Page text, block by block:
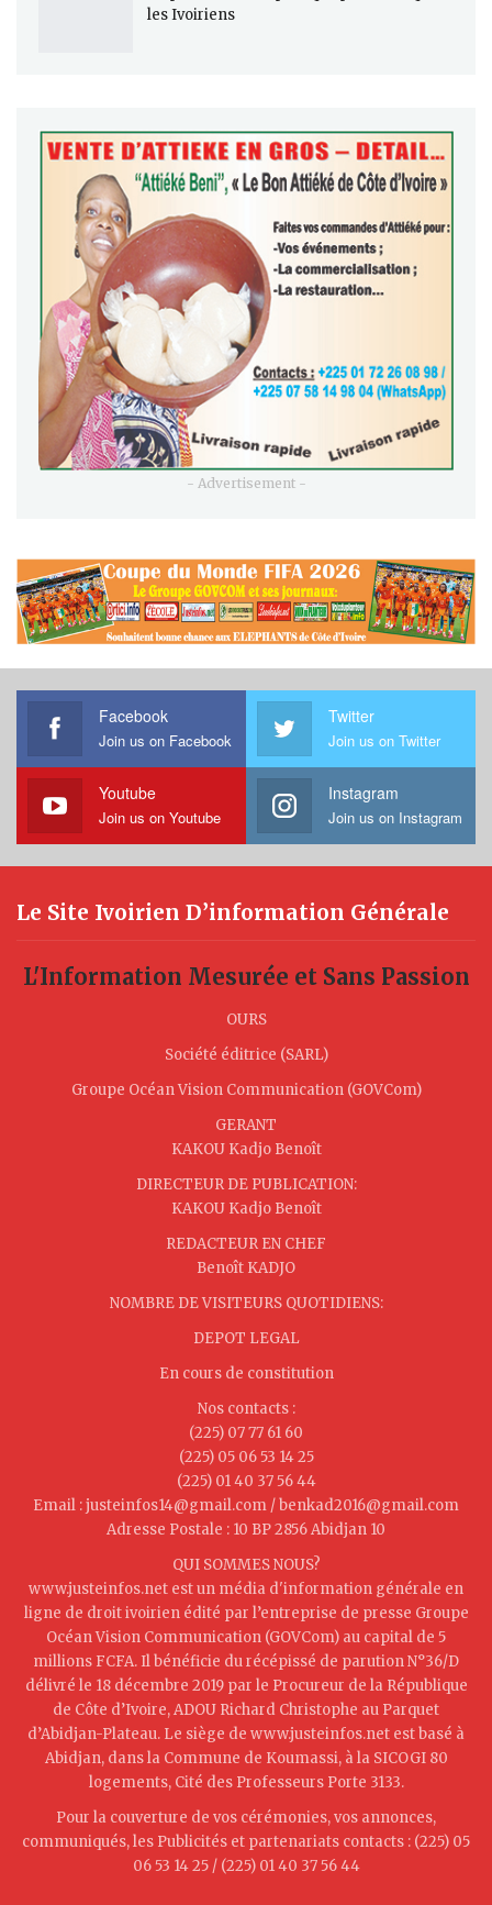
les Ivoiriens
- Advertisement -
Facebook
Join us on Facebook
Twitter
Join us on Twitter
Youtube
Join us on Youtube
Instagram
Join us on Instagram
Le Site Ivoirien D’information Générale
L'Information Mesurée et Sans Passion
OURS
Société éditrice (SARL)
Groupe Océan Vision Communication (GOVCom)
GERANT
KAKOU Kadjo Benoît
DIRECTEUR DE PUBLICATION:
KAKOU Kadjo Benoît
REDACTEUR EN CHEF
Benoît KADJO
NOMBRE DE VISITEURS QUOTIDIENS:
DEPOT LEGAL
En cours de constitution
Nos contacts :
(225) 07 77 61 60
(225) 05 06 53 14 25
(225) 01 40 37 56 44
Email : justeinfos14@gmail.com / benkad2016@gmail.com
Adresse Postale : 10 BP 2856 Abidjan 10
QUI SOMMES NOUS?
www.justeinfos.net est un média d'information générale en
ligne de droit ivoirien édité par l’entreprise de presse Groupe
Océan Vision Communication (GOVCom) au capital de 5
millions FCFA. Il bénéficie du récépissé de parution N°36/D
délivré le 18 décembre 2019 par le Procureur de la République
de Côte d’Ivoire, ADOU Richard Christophe au Parquet
d’Abidjan-Plateau. Le siège de www.justeinfos.net est basé à
Abidjan, dans la Commune de Koumassi, à la SICOGI 80
logements, Cité des Professeurs Porte 3133.
Pour la couverture de vos cérémonies, vos annonces,
communiqués, les Publicités et partenariats contacts : (225) 05
06 53 14 25 / (225) 01 40 37 56 44